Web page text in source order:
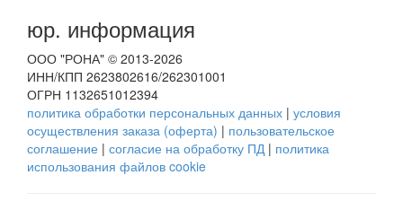
юр. информация
ООО "РОНА" © 2013-2026
ИНН/КПП 2623802616/262301001
ОГРН 1132651012394
политика обработки персональных данных | условия
осуществления заказа (оферта) | пользовательское
соглашение | согласие на обработку ПД | политика
использования файлов cookie